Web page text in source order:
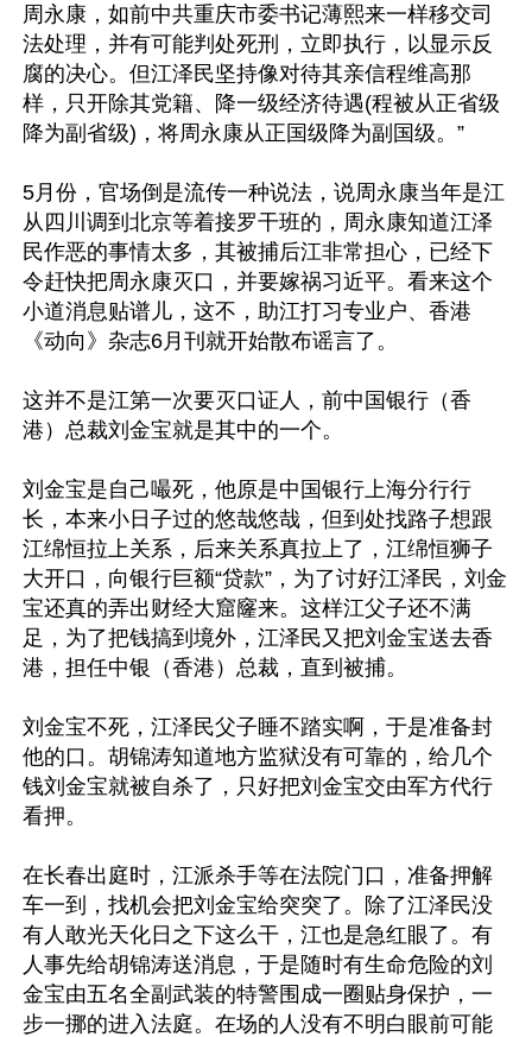
周永康，如前中共重庆市委书记薄熙来一样移交司
法处理，并有可能判处死刑，立即执行，以显示反
腐的决心。但江泽民坚持像对待其亲信程维高那
样，只开除其党籍、降一级经济待遇(程被从正省级
降为副省级)，将周永康从正国级降为副国级。”
5月份，官场倒是流传一种说法，说周永康当年是江
从四川调到北京等着接罗干班的，周永康知道江泽
民作恶的事情太多，其被捕后江非常担心，已经下
令赶快把周永康灭口，并要嫁祸习近平。看来这个
小道消息贴谱儿，这不，助江打习专业户、香港
《动向》杂志6月刊就开始散布谣言了。
这并不是江第一次要灭口证人，前中国银行（香
港）总裁刘金宝就是其中的一个。
刘金宝是自己嘬死，他原是中国银行上海分行行
长，本来小日子过的悠哉悠哉，但到处找路子想跟
江绵恒拉上关系，后来关系真拉上了，江绵恒狮子
大开口，向银行巨额“贷款”，为了讨好江泽民，刘金
宝还真的弄出财经大窟窿来。这样江父子还不满
足，为了把钱搞到境外，江泽民又把刘金宝送去香
港，担任中银（香港）总裁，直到被捕。
刘金宝不死，江泽民父子睡不踏实啊，于是准备封
他的口。胡锦涛知道地方监狱没有可靠的，给几个
钱刘金宝就被自杀了，只好把刘金宝交由军方代行
看押。
在长春出庭时，江派杀手等在法院门口，准备押解
车一到，找机会把刘金宝给突突了。除了江泽民没
有人敢光天化日之下这么干，江也是急红眼了。有
人事先给胡锦涛送消息，于是随时有生命危险的刘
金宝由五名全副武装的特警围成一圈贴身保护，一
步一挪的进入法庭。在场的人没有不明白眼前可能